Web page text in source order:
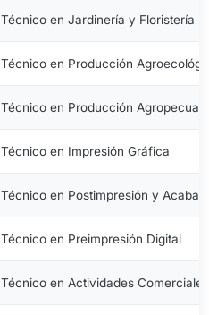
Técnico en Jardinería y Floristería
Técnico en Producción
Técnico en Producción
Técnico en Impresión Gráfica
Técnico en Postimpresión y
Técnico en Preimpresión Digital
Técnico en Actividades Comerciales